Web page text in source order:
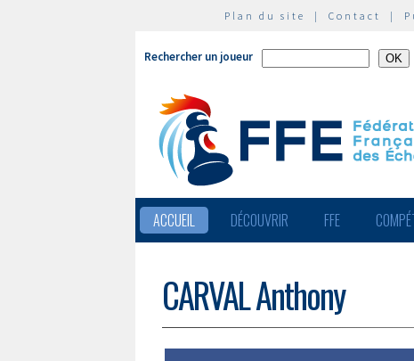
Plan du site | Contact |
Rechercher un joueur
ACCUEIL DÉCOUVRIR FFE
CARVAL Anthony